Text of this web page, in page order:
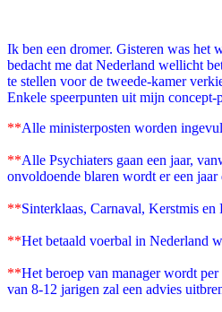
Ik ben een dromer. Gisteren was het
bedacht me dat Nederland wellicht
te stellen voor de tweede-kamer
Enkele speerpunten uit mijn concept-
**Alle ministerposten worden
**Alle Psychiaters gaan een jaar,
onvoldoende blaren wordt er een
**Sinterklaas, Carnaval, Kerstmis
**Het betaald voerbal in Nederland
**Het beroep van manager wordt
van 8-12 jarigen zal een advies